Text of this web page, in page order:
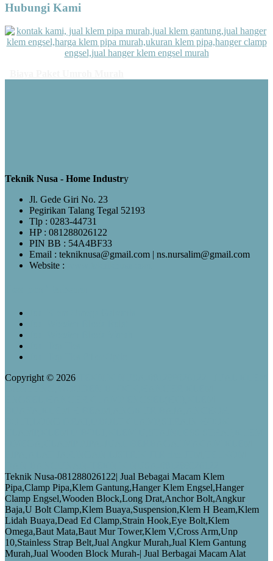
Hubungi Kami
Teknik Nusa - Home Industry
Jl. Gede Giri No. 23
Pegirikan Talang Tegal 52193
Tlp : 0283-44731
HP : 081288026122
PIN BB : 54A4BF33
Email : tekniknusa@gmail.com | ns.nursalim@gmail.com
Website :
Copyright © 2026
Teknik Nusa-081288026122| Jual Bebagai Macam Klem
Pipa,Clamp Pipa,Klem Gantung,Hanger Klem Engsel,Hanger
Clamp Engsel,Wooden Block,Long Drat,Anchor Bolt,Angkur
Baja,U Bolt Clamp,Klem Buaya,Suspension,Klem H Beam,Klem
Lidah Buaya,Dead Ed Clamp,Strain Hook,Eye Bolt,Klem
Omega,Baut Mata,Baut Mur Tower,Klem V,Cross Arm,Unp
10,Stainless Strap Belt,Jual Angkur Murah,Jual Klem Gantung
Murah,Jual Wooden Block Murah-| Jual Berbagai Macam Alat